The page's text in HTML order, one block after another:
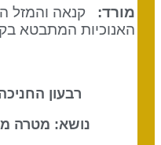
מורד:קנאה והמזל
האנוכיות המתבטא
רבעון
נושא: מטרה